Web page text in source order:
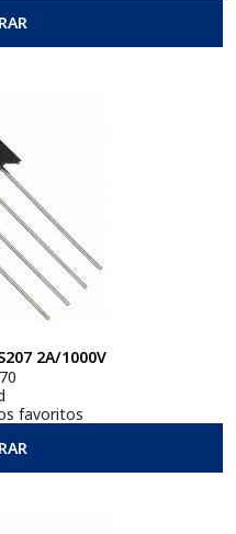
2A/1000V
70
favoritos